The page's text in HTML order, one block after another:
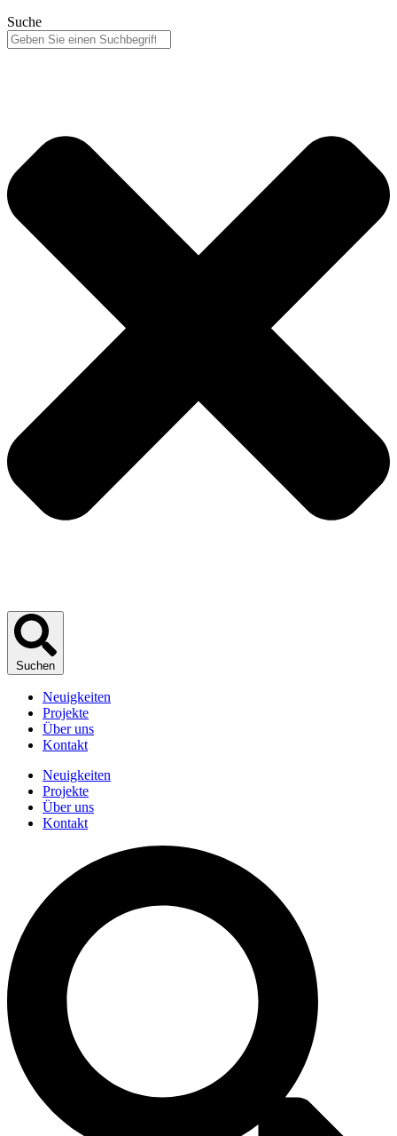
Suche
Suchen
Neuigkeiten
Projekte
Über uns
Kontakt
Neuigkeiten
Projekte
Über uns
Kontakt